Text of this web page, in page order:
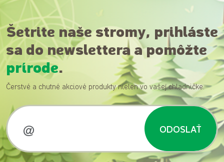
Šetrite naše stromy, prihláste
sa do newslettera a pomôžte
prírode.
Čerstvé a chutné akciové produkty nielen vo vašej chladničke.
ODOSLAŤ